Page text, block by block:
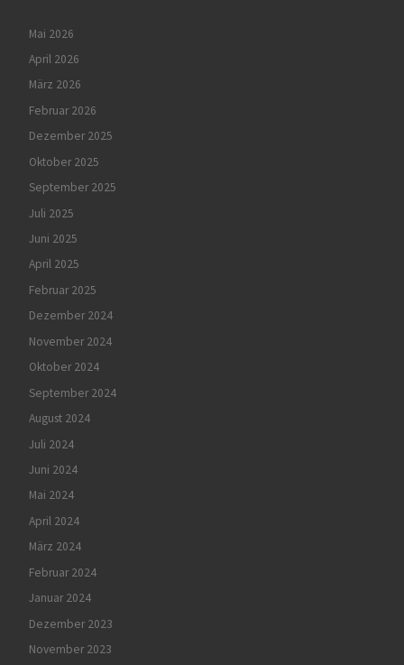
Mai 2026
April 2026
März 2026
Februar 2026
Dezember 2025
Oktober 2025
September 2025
Juli 2025
Juni 2025
April 2025
Februar 2025
Dezember 2024
November 2024
Oktober 2024
September 2024
August 2024
Juli 2024
Juni 2024
Mai 2024
April 2024
März 2024
Februar 2024
Januar 2024
Dezember 2023
November 2023